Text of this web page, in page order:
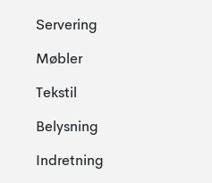
Servering
Møbler
Tekstil
Belysning
Indretning